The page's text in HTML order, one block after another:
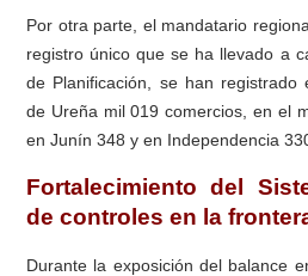
Por otra parte, el mandatario
registro único que se ha llevado a
de Planificación, se han registrado
de Ureña mil 019 comercios, en el
en Junín 348 y en Independencia
Fortalecimiento del
de controles en la
Durante la exposición del balance